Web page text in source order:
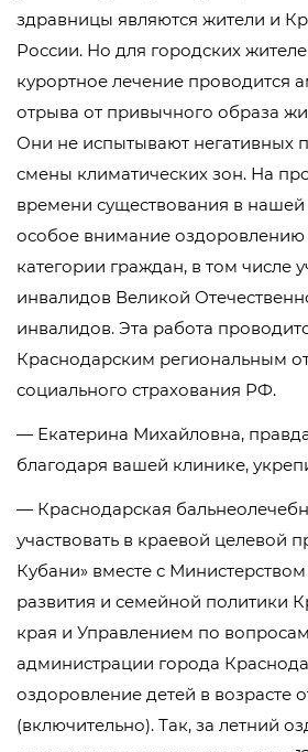
здравницы являются жители и
России. Но для городских
курортное лечение проводится
отрыва от привычного образа
Они не испытывают негативных
смены климатических зон. На
времени существования в нашей
особое внимание оздоровлению
категории граждан, в том числе
инвалидов Великой
инвалидов. Эта работа
Краснодарским региональным
социального страхования РФ.
— Екатерина Михайловна,
благодаря вашей клинике,
— Краснодарская
участвовать в краевой целевой
Кубани» вместе с
развития и семейной политики
края и Управлением по
администрации города
оздоровление детей в возрасте
(включительно). Так, за летний